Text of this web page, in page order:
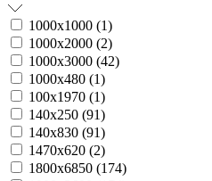
1000х1000 (1)
1000х2000 (2)
1000х3000 (42)
1000х480 (1)
100х1970 (1)
140х250 (91)
140х830 (91)
1470х620 (2)
1800х6850 (174)